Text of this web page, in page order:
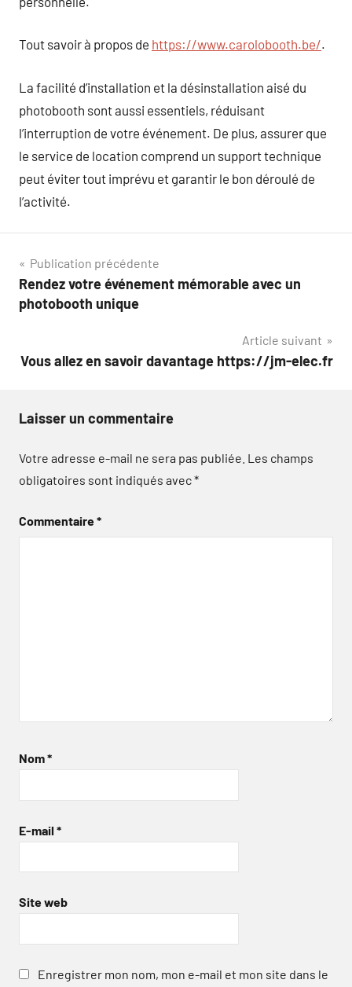
Tout savoir à propos de https://www.carolobooth.be/.
La facilité d’installation et la désinstallation aisé du
photobooth sont aussi essentiels, réduisant
l’interruption de votre événement. De plus, assurer que
le service de location comprend un support technique
peut éviter tout imprévu et garantir le bon déroulé de
l’activité.
Navigation
de
Publication précédente
Rendez votre événement mémorable avec un
photobooth unique
Article suivant
Vous allez en savoir davantage https://jm-elec.fr
Laisser un commentaire
Votre adresse e-mail ne sera pas publiée. Les champs
obligatoires sont indiqués avec*
Commentaire*
Nom*
E-mail *
Site web
Enregistrer mon nom, mon e-mail et mon site dans le